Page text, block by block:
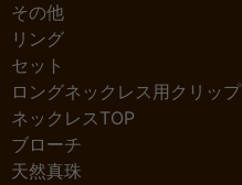
その他
リング
セット
ロングネックレス用クリップ
ネックレスTOP
ブローチ
天然真珠